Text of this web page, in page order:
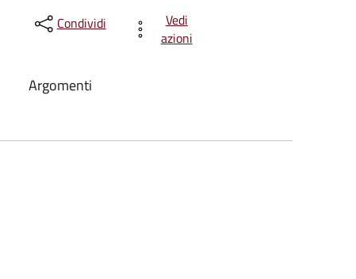
Condividi
Vedi
azioni
Argomenti